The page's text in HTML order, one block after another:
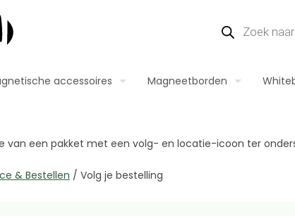
accessoires Magneetborden
& Bestellen / Volg je bestelling